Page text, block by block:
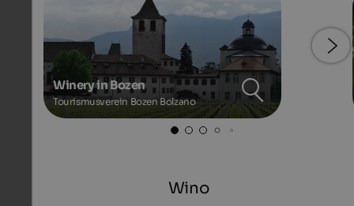
Winery in Bozen
Tourismusverein Bozen Bolzano
Wino